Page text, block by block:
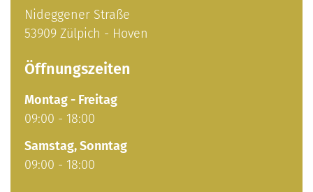
Nideggener Straße
53909 Zülpich - Hoven
Öffnungszeiten
Montag- Freitag
09:00 - 18:00
Samstag,Sonntag
09:00 - 18:00